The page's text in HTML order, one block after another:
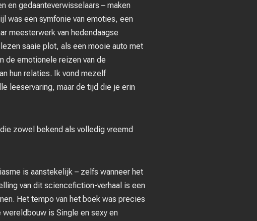
en gedaanteverwisselaars – maken
was een symfonie van emoties, een
meesterwerk van hedendaagse
saaie plot, als een mooie auto met
de emotionele reizen van de
hun relaties. Ik vond mezelf
leeservaring, maar de tijd die je erin
zowel bekend als volledig vreemd
is aanstekelijk – zelfs wanneer het
van dit sciencefiction-verhaal is een
Het tempo van het boek was precies
is Single en sexy en